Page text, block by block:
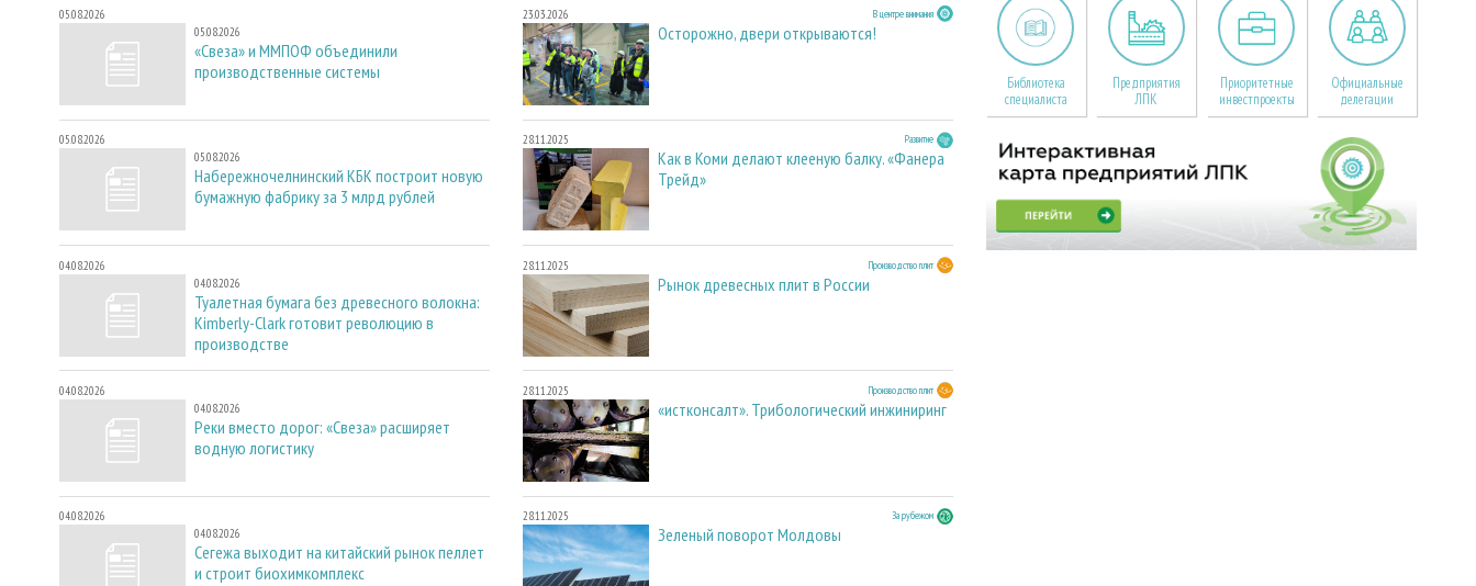
05.08.2026
05.08.2026
«Свеза» и ММПОФ объединили
производственные системы
05.08.2026
05.08.2026
Набережночелнинский КБК построит новую
бумажную фабрику за 3 млрд рублей
04.08.2026
04.08.2026
Туалетная бумага без древесного волокна:
Kimberly-Clark готовит революцию в
производстве
04.08.2026
04.08.2026
Реки вместо дорог: «Свеза» расширяет
водную логистику
04.08.2026
04.08.2026
Сегежа выходит на китайский рынок пеллет
и строит биохимкомплекс
23.03.2026 В центре внимания
Осторожно, двери открываются!
28.11.2025 Развитие
Как в Коми делают клееную балку. «Фанера
Трейд»
28.11.2025 Производство плит
Рынок древесных плит в России
28.11.2025 Производство плит
«истконсалт». Трибологический инжиниринг
28.11.2025 За рубежом
Зеленый поворот Молдовы
Библиотека
специалиста
Предприятия
ЛПК
Приоритетные
инвестпроекты
Официальные
делегации